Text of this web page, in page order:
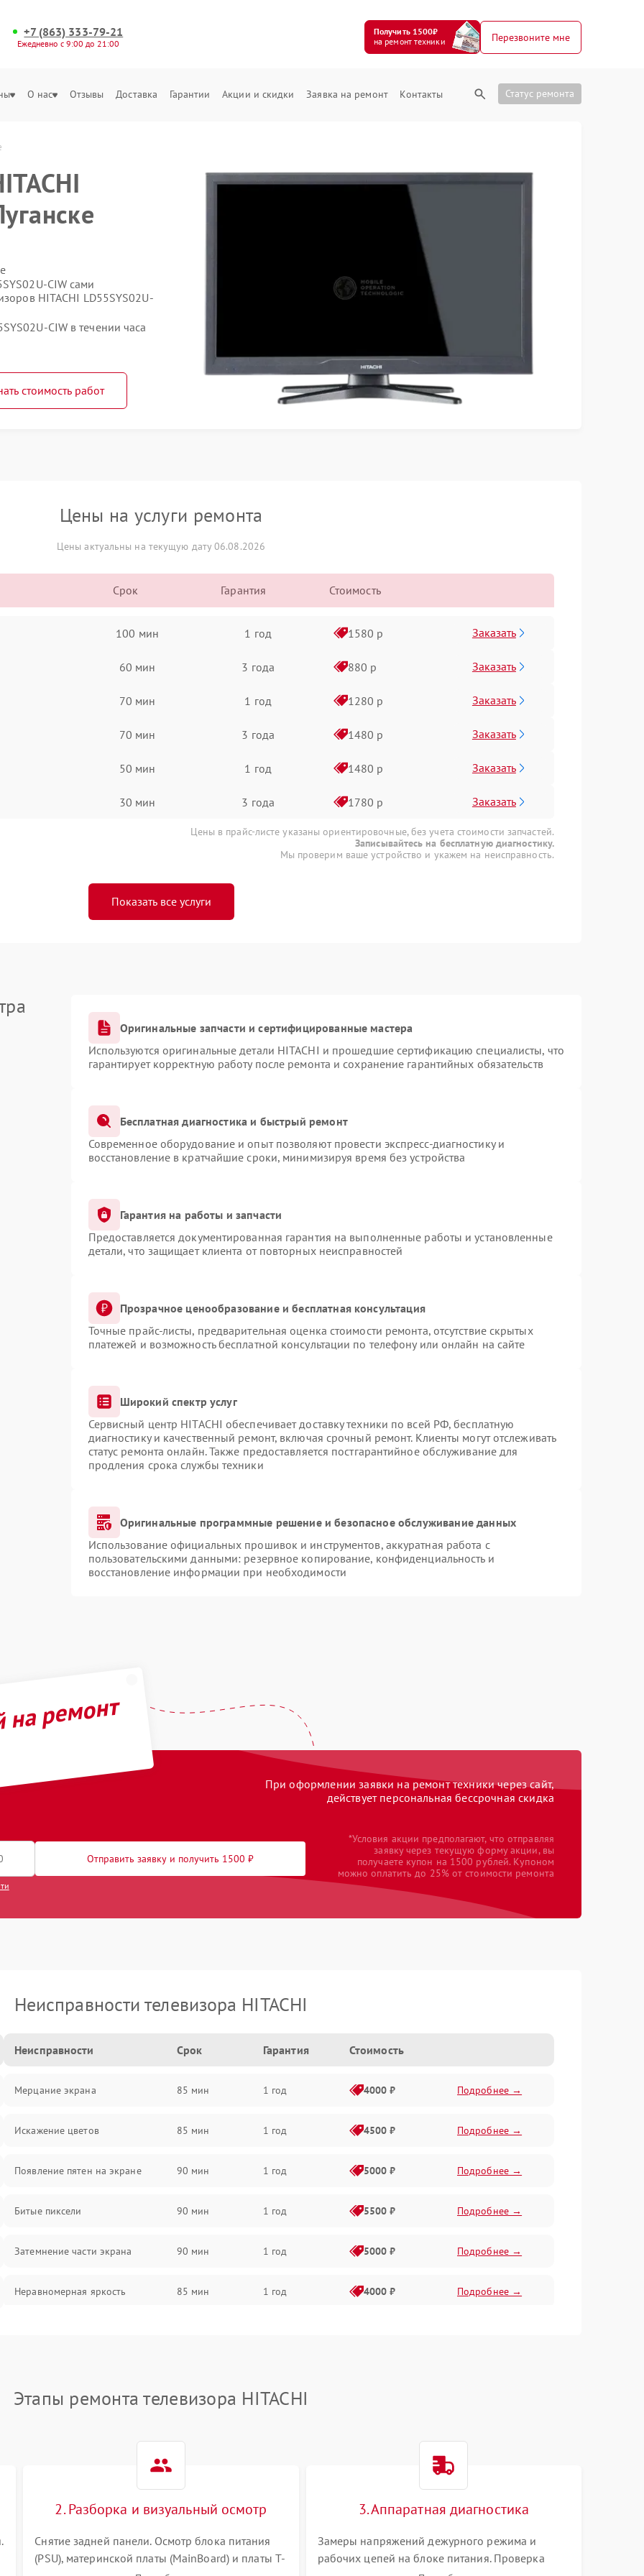
+7 (863) 333-79-21
Ежедневно с 9:00 до 21:00
Получить 1500₽
на ремонт техники
Перезвоните мне
О нас Отзывы Доставка Гарантии Акции и скидки Заявка на ремонт Контакты Статус ремонта
CIW сами
HITACHI LD55SYS02U-
CIW в течении часа
стоимость работ
Цены на услуги ремонта
Цены актуальны на текущую дату 06.08.2026
Срок Гарантия Стоимость
100 мин 1 год 1580 р Заказать
60 мин 3 года 880 р Заказать
70 мин 1 год 1280 р Заказать
70 мин 3 года 1480 р Заказать
50 мин 1 год 1480 р Заказать
30 мин 3 года 1780 р Заказать
Цены в прайс-листе указаны ориентировочные, без учета стоимости запчастей.
Записывайтесь на бесплатную диагностику.
Мы проверим ваше устройство и укажем на неисправность.
Показать все услуги
Оригинальные запчасти и сертифицированные мастера
Используются оригинальные детали HITACHI и прошедшие сертификацию специалисты, что
гарантирует корректную работу после ремонта и сохранение гарантийных обязательств
Бесплатная диагностика и быстрый ремонт
Современное оборудование и опыт позволяют провести экспресс-диагностику и
восстановление в кратчайшие сроки, минимизируя время без устройства
Гарантия на работы и запчасти
Предоставляется документированная гарантия на выполненные работы и установленные
детали, что защищает клиента от повторных неисправностей
Прозрачное ценообразование и бесплатная консультация
Точные прайс-листы, предварительная оценка стоимости ремонта, отсутствие скрытых
платежей и возможность бесплатной консультации по телефону или онлайн на сайте
Широкий спектр услуг
Сервисный центр HITACHI обеспечивает доставку техники по всей РФ, бесплатную
диагностику и качественный ремонт, включая срочный ремонт. Клиенты могут отслеживать
статус ремонта онлайн. Также предоставляется постгарантийное обслуживание для
продления срока службы техники
Оригинальные программные решение и безопасное обслуживание данных
Использование официальных прошивок и инструментов, аккуратная работа с
пользовательскими данными: резервное копирование, конфиденциальность и
восстановление информации при необходимости
ремонт
При оформлении заявки на ремонт техники через сайт,
действует персональная бессрочная скидка
Отправить заявку и получить 1500 ₽
*Условия акции предполагают, что отправляя
заявку через текущую форму акции, вы
получаете купон на 1500 рублей. Купоном
можно оплатить до 25% от стоимости ремонта
Неисправности телевизора HITACHI
Неисправности Срок Гарантия Стоимость
Мерцание экрана 85 мин 1 год 4000 ₽ Подробнее →
Искажение цветов 85 мин 1 год 4500 ₽ Подробнее →
Появление пятен на экране 90 мин 1 год 5000 ₽ Подробнее →
Битые пиксели 90 мин 1 год 5500 ₽ Подробнее →
Затемнение части экрана 90 мин 1 год 5000 ₽ Подробнее →
Неравномерная яркость 85 мин 1 год 4000 ₽ Подробнее →
Этапы ремонта телевизора HITACHI
2. Разборка и визуальный осмотр
Снятие задней панели. Осмотр блока питания
(PSU), материнской платы (MainBoard) и платы T-
3. Аппаратная диагностика
Замеры напряжений дежурного режима и
рабочих цепей на блоке питания. Проверка